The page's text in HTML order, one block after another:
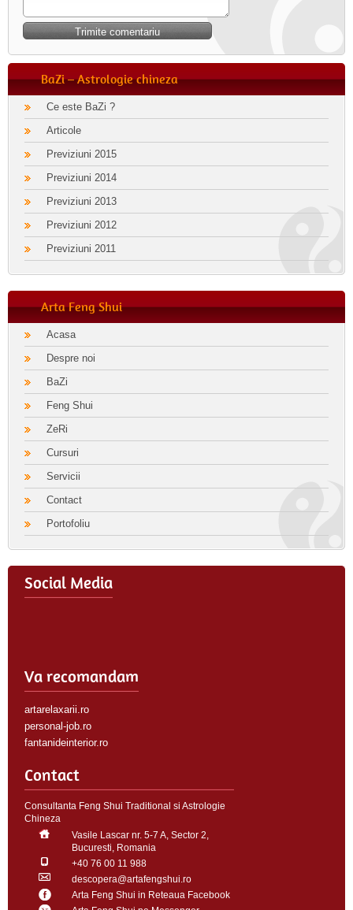
BaZi – Astrologie chineza
Ce este BaZi ?
Articole
Previziuni 2015
Previziuni 2014
Previziuni 2013
Previziuni 2012
Previziuni 2011
Arta Feng Shui
Acasa
Despre noi
BaZi
Feng Shui
ZeRi
Cursuri
Servicii
Contact
Portofoliu
Social Media
Va recomandam
artarelaxarii.ro
personal-job.ro
fantanideinterior.ro
Contact
Consultanta Feng Shui Traditional si Astrologie
Chineza
Vasile Lascar nr. 5-7 A, Sector 2,
Bucuresti, Romania
+40 76 00 11 988
descopera@artafengshui.ro
Arta Feng Shui in Reteaua Facebook